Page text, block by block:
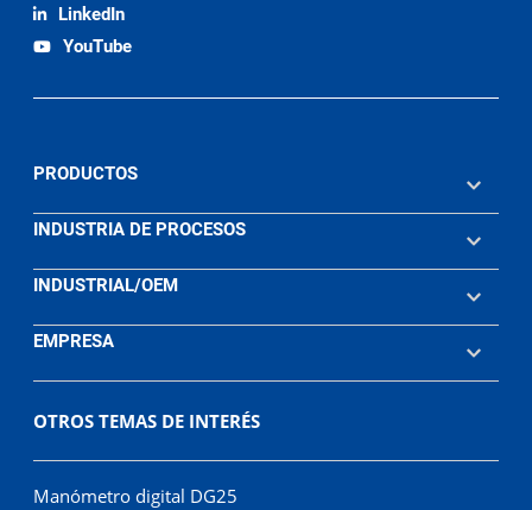
LinkedIn
YouTube
PRODUCTOS
INDUSTRIA DE PROCESOS
INDUSTRIAL/OEM
EMPRESA
OTROS TEMAS DE INTERÉS
Manómetro digital DG25